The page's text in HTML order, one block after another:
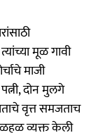
मूळ गावी
माजी
दोन मुलगे
वृत्त समजताच
व्यक्त केली